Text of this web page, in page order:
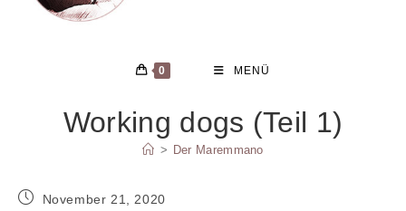
0 MENÜ
Working dogs (Teil 1)
> Der Maremmano
BeitragNovember 21, 2020